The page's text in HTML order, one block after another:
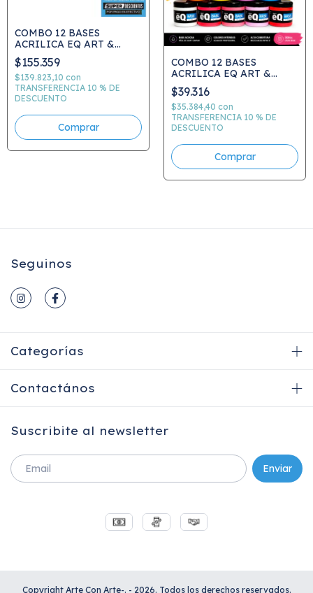
COMBO 12 BASES
ACRILICA EQ ART &
CRAFT 900 CC - podes
elegir colores - PRECIO
COMBO
$155.359
$139.823,10 con
TRANSFERENCIA 10 % DE
DESCUENTO
COMBO 12 BASES
ACRILICA EQ ART &
CRAFT 200 CC - podes
elegir colores - PRECIO
COMBO
$39.316
$35.384,40 con
TRANSFERENCIA 10 % DE
DESCUENTO
Seguinos
Categorías
Contactános
Suscribite al newsletter
Copyright Arte Con Arte-. - 2026. Todos los derechos reservados.